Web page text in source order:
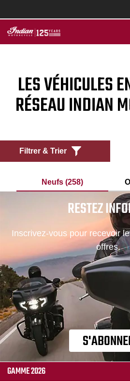
LES VÉHICULES
RÉSEAU INDIAN
Filtrer & Trier
Neufs (258)
RESTEZ
Inscrivez-vous pour recevoir
offres.
GAMME 2026